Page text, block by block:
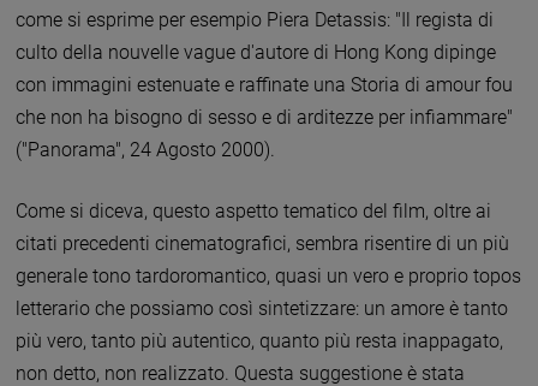
come si esprime per esempio Piera Detassis: "Il regista di
culto della nouvelle vague d'autore di Hong Kong dipinge
con immagini estenuate e raffinate una Storia di amour fou
che non ha bisogno di sesso e di arditezze per infiammare"
("Panorama", 24 Agosto 2000).
Come si diceva, questo aspetto tematico del film, oltre ai
citati precedenti cinematografici, sembra risentire di un più
generale tono tardoromantico, quasi un vero e proprio topos
letterario che possiamo così sintetizzare: un amore è tanto
più vero, tanto più autentico, quanto più resta inappagato,
non detto, non realizzato. Questa suggestione è stata